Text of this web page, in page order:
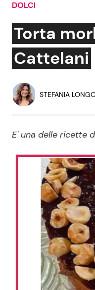
Social News
News dal mondo
DOLCI
Torta
Cattelani
STEFANIA
E' una delle ricette